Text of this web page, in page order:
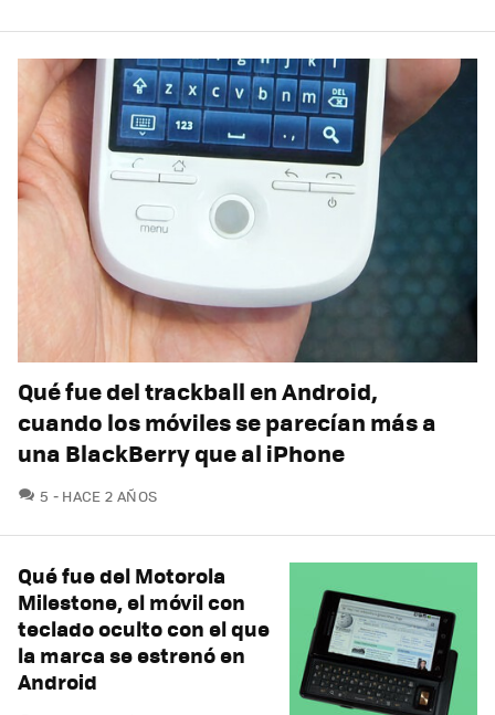
Qué fue del trackball en Android,
cuando los móviles se parecían más a
una BlackBerry que al iPhone
5 COMENTARIOS
HACE 2 AÑOS
Qué fue del Motorola
Milestone, el móvil con
teclado oculto con el que
la marca se estrenó en
Android